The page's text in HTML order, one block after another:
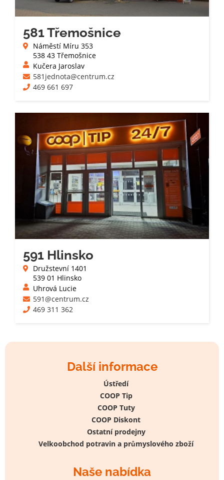
Další informace
Ústředí
COOP Tip
COOP Tuty
COOP Diskont
Ostatní prodejny
Velkoobchod potravin a průmyslového zboží
Naše nabídka
581 Třemošnice
Náměstí Míru 353
538 43 Třemošnice
Kučera Jaroslav
581jednota@centrum.cz
469 661 697
591 Hlinsko
Družstevní 1401
539 01 Hlinsko
Uhrová Lucie
591@centrum.cz
469 311 362